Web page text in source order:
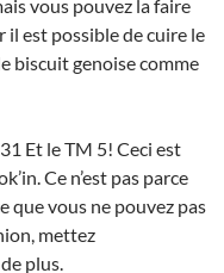
vous pouvez la faire
est possible de cuire le
biscuit genoise comme
Et le TM 5! Ceci est
Ce n’est pas parce
que vous ne pouvez pas
mettez
plus.